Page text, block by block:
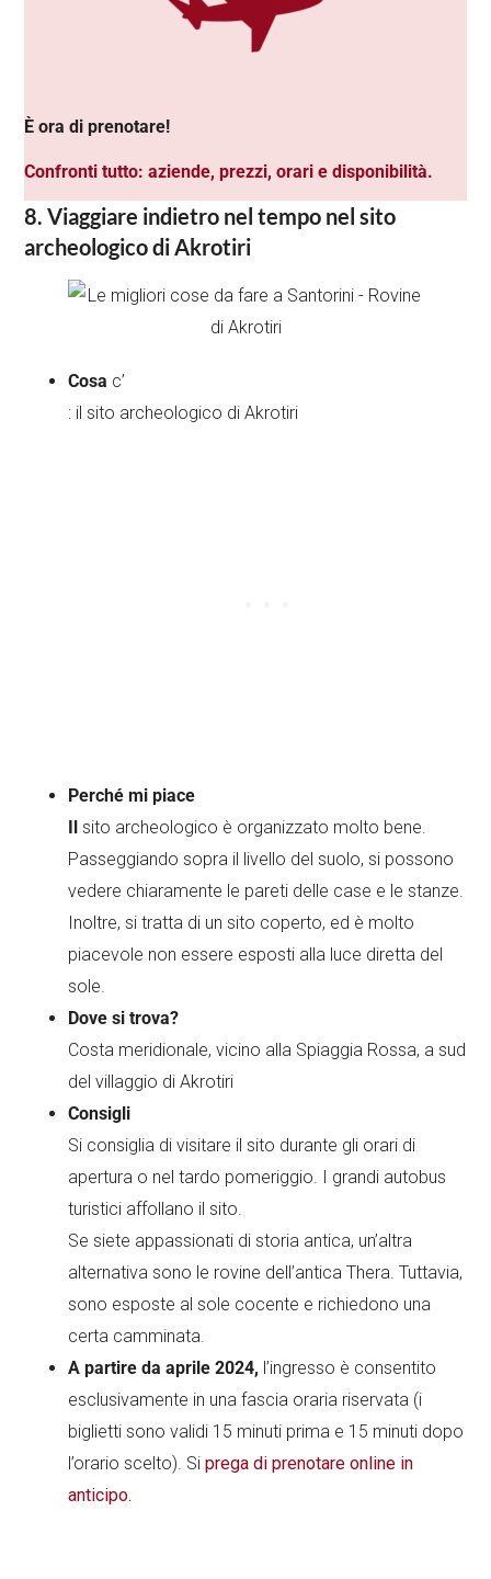
È ora di prenotare!
Confronti tutto: aziende, prezzi, orari e disponibilità.
8. Viaggiare indietro nel tempo nel sito
archeologico di Akrotiri
Cosa c’
: il sito archeologico di Akrotiri
Perché mi piace
Il sito archeologico è organizzato molto bene.
Passeggiando sopra il livello del suolo, si possono
vedere chiaramente le pareti delle case e le stanze.
Inoltre, si tratta di un sito coperto, ed è molto
piacevole non essere esposti alla luce diretta del
sole.
Dove si trova?
Costa meridionale, vicino alla Spiaggia Rossa, a sud
del villaggio di Akrotiri
Consigli
Si consiglia di visitare il sito durante gli orari di
apertura o nel tardo pomeriggio. I grandi autobus
turistici affollano il sito.
Se siete appassionati di storia antica, un’altra
alternativa sono le rovine dell’antica Thera. Tuttavia,
sono esposte al sole cocente e richiedono una
certa camminata.
A partire da aprile 2024, l’ingresso è consentito
esclusivamente in una fascia oraria riservata (i
biglietti sono validi 15 minuti prima e 15 minuti dopo
l’orario scelto). Siprega di prenotare online in
anticipo.